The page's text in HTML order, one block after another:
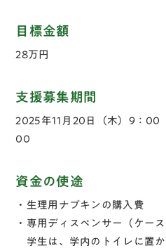
目標金額
28万円
支援募集期間
2025年11月20日（木）9：
00
資金の使途
・生理用ナプキンの購入費
・専用ディスペンサー（ケー
学生は、学内のトイレに置